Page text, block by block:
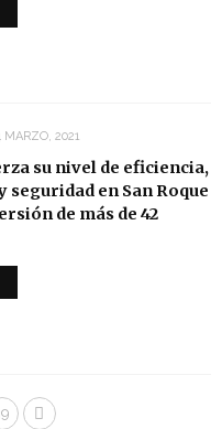
MARZO, 2021
su nivel de eficiencia,
seguridad en San Roque
de más de 42